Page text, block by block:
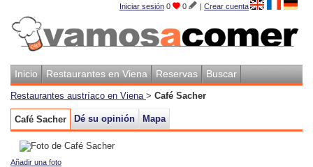
Iniciar sesión 0 0 | Crear cuenta
Inicio Restaurantes en Viena Reservas Buscar
Restaurantes austríaco en Viena > Café Sacher
Café Sacher Dé su opinión Mapa
Añadir una foto